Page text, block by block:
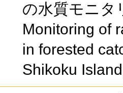
の水質モニタ
Monitoring of
in forested
Shikoku